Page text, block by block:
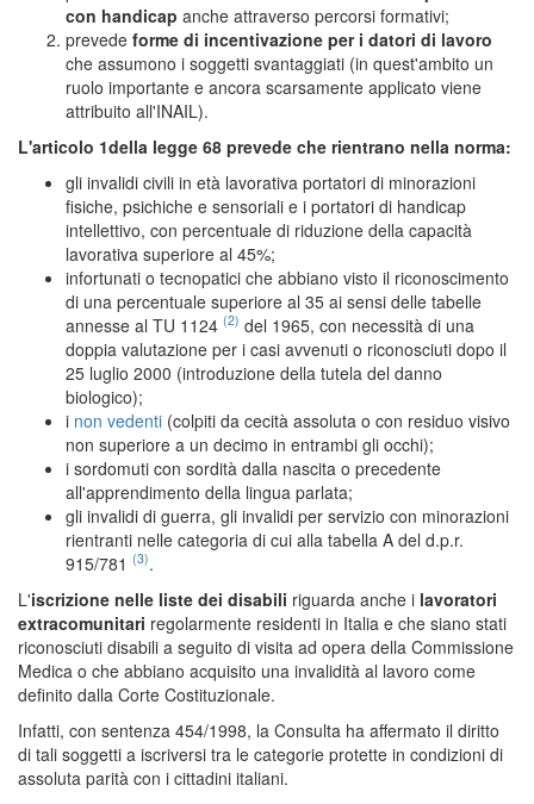
con handicap anche attraverso percorsi formativi;
prevede forme di incentivazione per i datori di lavoro
che assumono i soggetti svantaggiati (in quest'ambito un
ruolo importante e ancora scarsamente applicato viene
attribuito all'INAIL).
L'articolo 1della legge 68 prevede che rientrano nella norma:
gli invalidi civili in età lavorativa portatori di minorazioni
fisiche, psichiche e sensoriali e i portatori di handicap
intellettivo, con percentuale di riduzione della capacità
lavorativa superiore al 45%;
infortunati o tecnopatici che abbiano visto il riconoscimento
di una percentuale superiore al 35 ai sensi delle tabelle
annesse al TU 1124 (2) del 1965, con necessità di una
doppia valutazione per i casi avvenuti o riconosciuti dopo il
25 luglio 2000 (introduzione della tutela del danno
biologico);
i non vedenti (colpiti da cecità assoluta o con residuo visivo
non superiore a un decimo in entrambi gli occhi);
i sordomuti con sordità dalla nascita o precedente
all'apprendimento della lingua parlata;
gli invalidi di guerra, gli invalidi per servizio con minorazioni
rientranti nelle categoria di cui alla tabella A del d.p.r.
915/781 (3).
L'iscrizione nelle liste dei disabili riguarda anche i lavoratori
extracomunitari regolarmente residenti in Italia e che siano stati
riconosciuti disabili a seguito di visita ad opera della Commissione
Medica o che abbiano acquisito una invalidità al lavoro come
definito dalla Corte Costituzionale.
Infatti, con sentenza 454/1998, la Consulta ha affermato il diritto
di tali soggetti a iscriversi tra le categorie protette in condizioni di
assoluta parità con i cittadini italiani.